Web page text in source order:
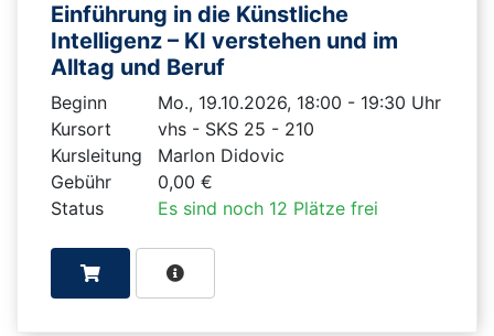
Einführung in die Künstliche
Intelligenz – KI verstehen und im
Alltag und Beruf
Beginn
Mo., 19.10.2026, 18:00 - 19:30 Uhr
Kursort
vhs - SKS 25 - 210
Kursleitung
Marlon Didovic
Gebühr
0,00 €
Status
Es sind noch 12 Plätze frei